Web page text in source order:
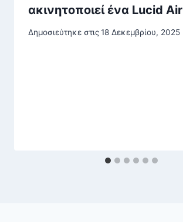
ακινητοποιεί ένα Lucid Air
Δημοσιεύτηκε στις18 Δεκεμβρίου, 2025